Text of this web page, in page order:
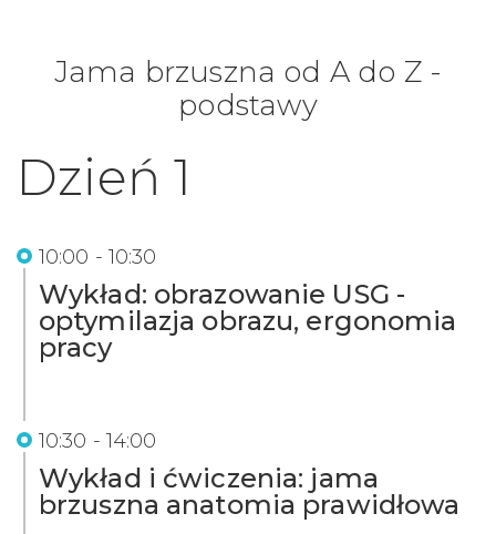
Jama brzuszna od A do Z -
podstawy
Dzień 1
10:00 - 10:30
Wykład: obrazowanie USG -
optymilazja obrazu, ergonomia
pracy
10:30 - 14:00
Wykład i ćwiczenia: jama
brzuszna anatomia prawidłowa